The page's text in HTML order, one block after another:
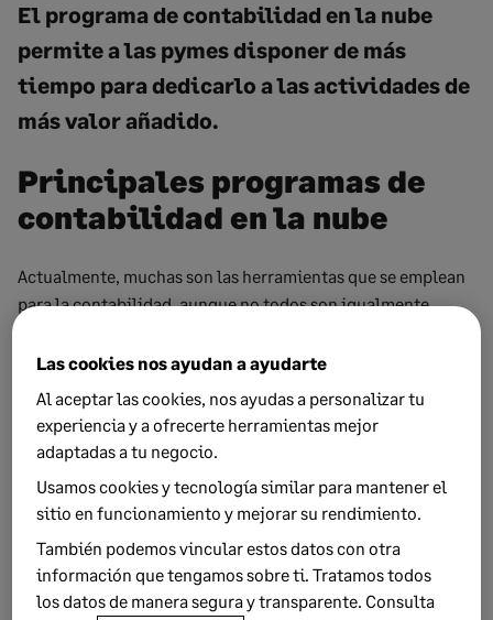
El programa de contabilidad en la nube
permite a las pymes disponer de más
tiempo para dedicarlo a las actividades de
más valor añadido.
Principales programas de
contabilidad en la nube
Actualmente, muchas son las herramientas que se emplean
para la contabilidad, aunque no todos son igualmente
nuevos que llegan de compañías como Sage:
Sage Active: es de los últimos lanzados al mercado.Sage
Activeestá destinado principalmente a las pequeñas
empresas. Esta solución se centra en agilizar el flujo de
ventas y en hacer un seguimiento de la contabilidad en
tiempo real para saber el estado económico en todo
momento y desde cualquier lugar. Es el más completo para
gestionar ventas, proveedores e impuestos con sus
respectivas declaraciones como el IVA, entre otras
Las cookies nos ayudan a ayudarte
Al aceptar las cookies, nos ayudas a personalizar tu
experiencia y a ofrecerte herramientas mejor
adaptadas a tu negocio.
Usamos cookies y tecnología similar para mantener el
sitio en funcionamiento y mejorar su rendimiento.
También podemos vincular estos datos con otra
información que tengamos sobre ti. Tratamos todos
los datos de manera segura y transparente. Consulta